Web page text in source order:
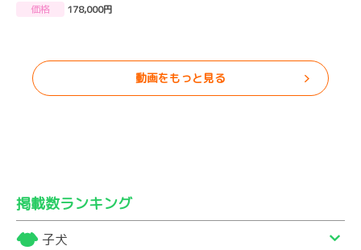
価格
178,000円
動画をもっと見る
掲載数ランキング
子犬